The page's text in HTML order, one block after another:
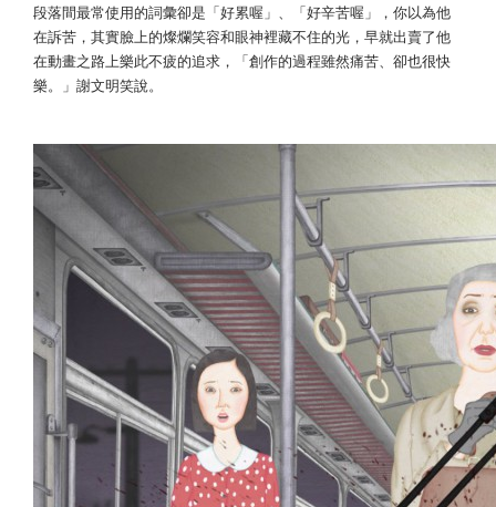
段落間最常使用的詞彙卻是「好累喔」、「好辛苦喔」，你以為他
在訴苦，其實臉上的燦爛笑容和眼神裡藏不住的光，早就出賣了他
在動畫之路上樂此不疲的追求，「創作的過程雖然痛苦、卻也很快
樂。」謝文明笑說。